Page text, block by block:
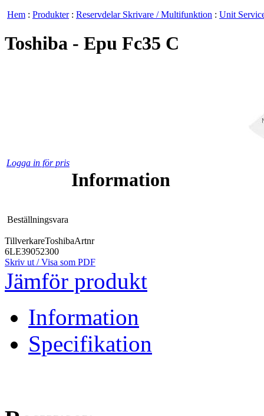
Hem : Produkter: Reservdelar Skrivare / Multifunktion : Unit
Toshiba - Epu Fc35 C
Logga in för pris
Information
Beställningsvara
TillverkareToshibaArtnr
6LE39052300
Skriv ut / Visa som PDF
Jämför produkt
Information
Specifikation